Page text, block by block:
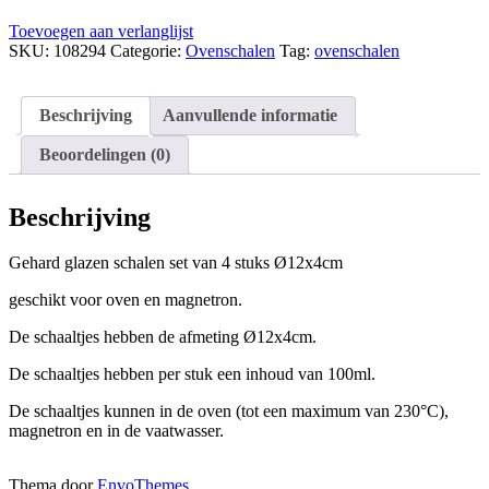
Toevoegen aan verlanglijst
SKU: 108294 Categorie: Ovenschalen Tag: ovenschalen
Beschrijving Aanvullende informatie
Beoordelingen (0)
Beschrijving
Gehard glazen schalen set van 4 stuks Ø12x4cm
geschikt voor oven en magnetron.
De schaaltjes hebben de afmeting Ø12x4cm.
De schaaltjes hebben per stuk een inhoud van 100ml.
De schaaltjes kunnen in de oven (tot een maximum van 230°C),
magnetron en in de vaatwasser.